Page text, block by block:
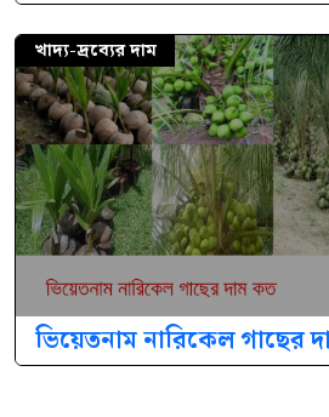
খাদ্য-দ্রব্যের দাম
ভিয়েতনাম নারিকেল গাছের